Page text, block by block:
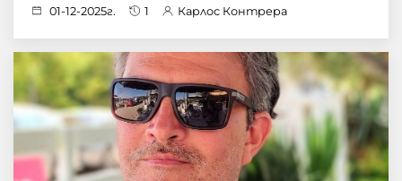
01-12-2025г. 1 Карлос Контрера